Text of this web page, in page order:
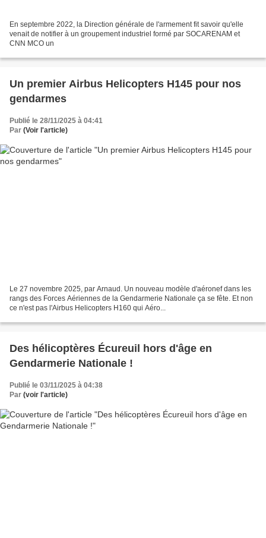
En septembre 2022, la Direction générale de l'armement fit savoir qu'elle
venait de notifier à un groupement industriel formé par SOCARENAM et
CNN MCO un
Un premier Airbus Helicopters H145 pour nos
gendarmes
Publié le 28/11/2025 à 04:41
Par (Voir l'article)
Le 27 novembre 2025, par Arnaud. Un nouveau modèle d'aéronef dans les
rangs des Forces Aériennes de la Gendarmerie Nationale ça se fête. Et non
ce n'est pas l'Airbus Helicopters H160 qui Aéro...
Des hélicoptères Écureuil hors d'âge en
Gendarmerie Nationale !
Publié le 03/11/2025 à 04:38
Par (voir l'article)